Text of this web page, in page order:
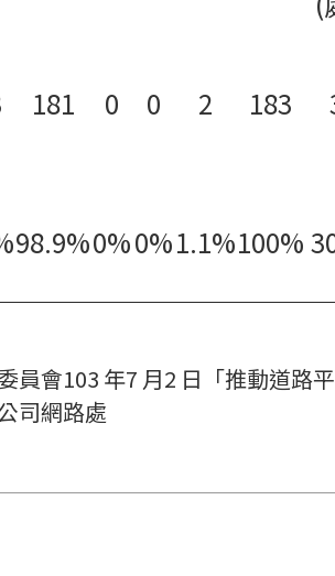
181 0 0 2 183
98.9%0%0%1.1%100%
員會103 年7 月2 日「推動道路
司網路處